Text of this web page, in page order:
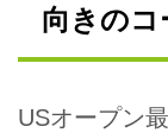
向きのコ
USオープン